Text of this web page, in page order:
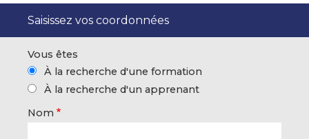
Saisissez vos coordonnées
Vous êtes
À la recherche d'une formation
À la recherche d'un apprenant
Nom